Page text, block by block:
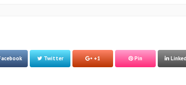
Twitter +1 Pin